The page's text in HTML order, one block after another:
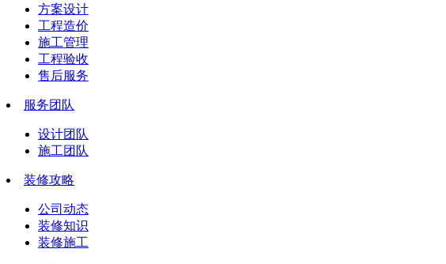
方案设计
工程造价
施工管理
工程验收
售后服务
服务团队
设计团队
施工团队
装修攻略
公司动态
装修知识
装修施工